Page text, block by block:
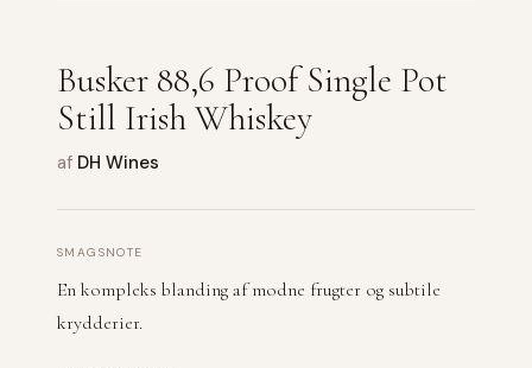
Busker 88,6 Proof Single Pot
Still Irish Whiskey
af DH Wines
SMAGSNOTE
En kompleks blanding af modne frugter og subtile
krydderier.